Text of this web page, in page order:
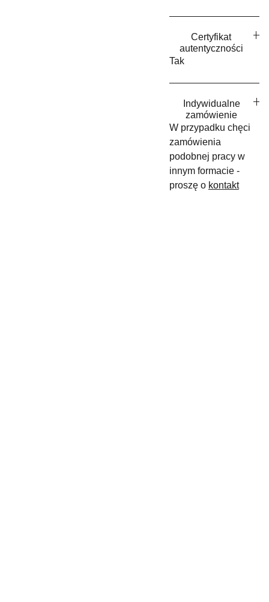
Certyfikat
autentyczności
Tak
Indywidualne
zamówienie
W przypadku chęci
zamówienia
podobnej pracy w
innym formacie -
proszę o kontakt